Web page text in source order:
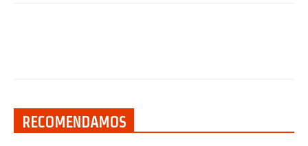
RECOMENDAMOS